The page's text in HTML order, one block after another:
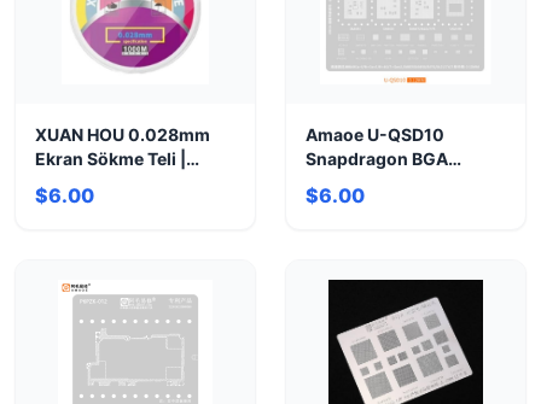
XUAN HOU 0.028mm
Ekran Sökme Teli |
1000m Ultra İnce
$6.00
Amaoe U-QSD10
Snapdragon BGA
Stencil - Hassas
Reballing Aracı
$6.00